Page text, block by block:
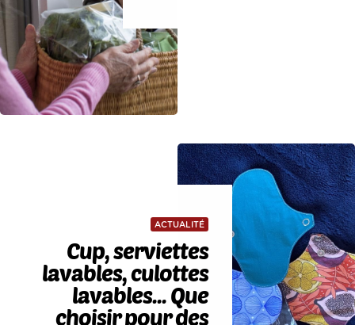
ACTUALITÉ
Cup, serviettes
lavables, culottes
lavables... Que
choisir pour des